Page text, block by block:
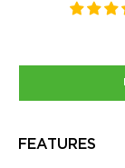
FEATURES